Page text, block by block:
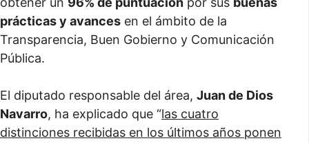
prácticas y avances en el ámbito de la
Transparencia, Buen Gobierno y Comunicación
Pública.
El diputado responsable del área, Juan de Dios
Navarro, ha explicado que “las cuatro
distinciones recibidas en los últimos años ponen